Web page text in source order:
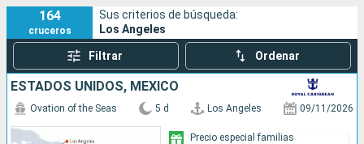
164
cruceros
Sus criterios de búsqueda:
Los Angeles
Filtrar Ordenar
ESTADOS UNIDOS, MÉXICO
Ovation of the Seas 5 d Los Angeles 09/11/2026
Precio especial familias